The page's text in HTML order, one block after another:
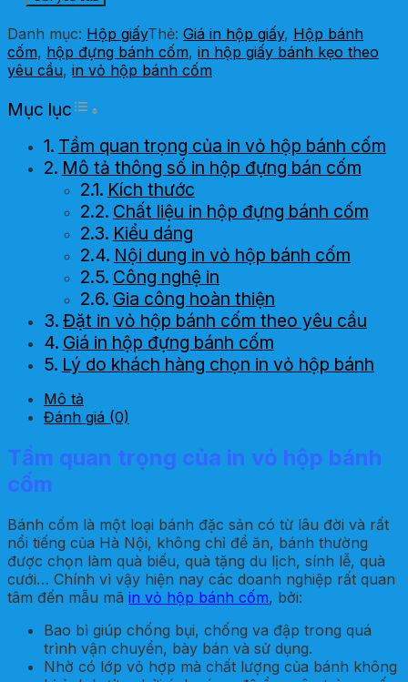
Danh mục: Hộp giấyThẻ: Giá in hộp giấy, Hộp bánh
cốm, hộp đựng bánh cốm, in hộp giấy bánh kẹo theo
yêu cầu, in vỏ hộp bánh cốm
Mục lục Toggle Table of Content
Tầm quan trọng của in vỏ hộp bánh cốm
Mô tả thông số in hộp đựng bán cốm
Kích thước
Chất liệu in hộp đựng bánh cốm
Kiểu dáng
Nội dung in vỏ hộp bánh cốm
Công nghệ in
Gia công hoàn thiện
Đặt in vỏ hộp bánh cốm theo yêu cầu
Giá in hộp đựng bánh cốm
Lý do khách hàng chọn in vỏ hộp bánh
Mô tả
Đánh giá (0)
Tầm quan trọng của in vỏ hộp bánh
cốm
Bánh cốm là một loại bánh đặc sản có từ lâu đời và rất
nổi tiếng của Hà Nội, không chỉ để ăn, bánh thường
được chọn làm quà biếu, quà tặng du lịch, sính lễ, quà
cưới… Chính vì vậy hiện nay các doanh nghiệp rất quan
tâm đến mẫu mã in vỏ hộp bánh cốm, bởi:
Bao bì giúp chống bụi, chống va đập trong quá
trình vận chuyển, bày bán và sử dụng.
Nhờ có lớp vỏ hợp mà chất lượng của bánh không